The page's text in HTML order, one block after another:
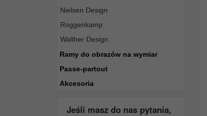
Nielsen Design
Roggenkamp
Walther Design
Ramy do obrazów na wymiar
Passe-partout
Akcesoria
Jeśli masz do nas pytania,